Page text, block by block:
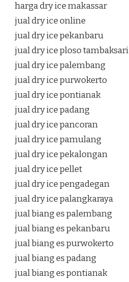
harga dry ice makassar
jual dry ice online
jual dry ice pekanbaru
jual dry ice ploso tambaksari
jual dry ice palembang
jual dry ice purwokerto
jual dry ice pontianak
jual dry ice padang
jual dry ice pancoran
jual dry ice pamulang
jual dry ice pekalongan
jual dry ice pellet
jual dry ice pengadegan
jual dry ice palangkaraya
jual biang es palembang
jual biang es pekanbaru
jual biang es purwokerto
jual biang es padang
jual biang es pontianak